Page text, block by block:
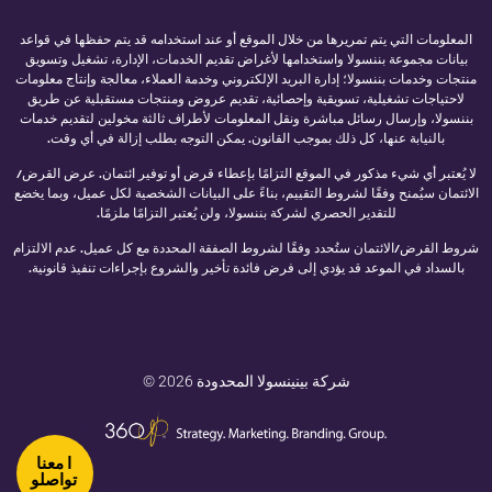
المعلومات التي يتم تمريرها من خلال الموقع أو عند استخدامه قد يتم حفظها في قواعد
بيانات مجموعة بننسولا واستخدامها لأغراض تقديم الخدمات، الإدارة، تشغيل وتسويق
منتجات وخدمات بننسولا؛ إدارة البريد الإلكتروني وخدمة العملاء، معالجة وإنتاج معلومات
لاحتياجات تشغيلية، تسويقية وإحصائية، تقديم عروض ومنتجات مستقبلية عن طريق
بننسولا، وإرسال رسائل مباشرة ونقل المعلومات لأطراف ثالثة مخولين لتقديم خدمات
بالنيابة عنها، كل ذلك بموجب القانون. يمكن التوجه بطلب إزالة في أي وقت.
لا يُعتبر أي شيء مذكور في الموقع التزامًا بإعطاء قرض أو توفير ائتمان. عرض القرض/
الائتمان سيُمنح وفقًا لشروط التقييم، بناءً على البيانات الشخصية لكل عميل، وبما يخضع
للتقدير الحصري لشركة بننسولا، ولن يُعتبر التزامًا ملزمًا.
شروط القرض/الائتمان ستُحدد وفقًا لشروط الصفقة المحددة مع كل عميل. عدم الالتزام
بالسداد في الموعد قد يؤدي إلى فرض فائدة تأخير والشروع بإجراءات تنفيذ قانونية.
© 2026 شركة بينينسولا المحدودة
ا معنا
تواصلو